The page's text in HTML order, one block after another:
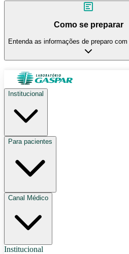
Como se preparar
Entenda as informações de preparo
Institucional
Para pacientes
Canal Médico
Institucional